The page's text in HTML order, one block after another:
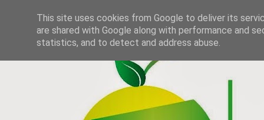
This site uses cookies from Google to deliver its
are shared with Google along with performance and
statistics, and to detect and address abuse.